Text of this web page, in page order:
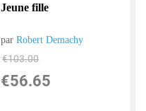
Jeune fille
parRobert Demachy
€103.00
€56.65